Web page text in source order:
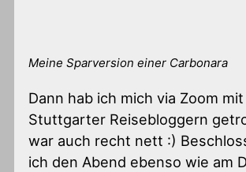
Meine Sparversion einer Carbonara
Dann hab ich mich via Zoom
Stuttgarter Reisebloggern
war auch recht nett :)
ich den Abend ebenso wie am